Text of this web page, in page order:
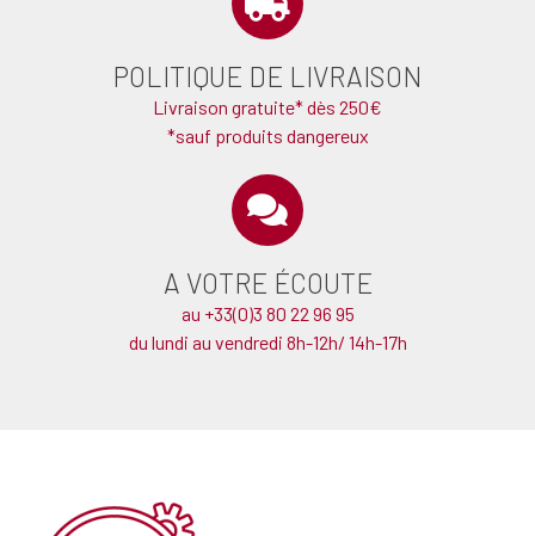
POLITIQUE DE LIVRAISON
Livraison gratuite* dès 250€
*sauf produits dangereux
A VOTRE ÉCOUTE
au +33(0)3 80 22 96 95
du lundi au vendredi 8h-12h/ 14h-17h